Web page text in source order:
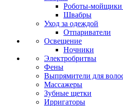
Роботы-мойщики
Швабры
Уход за одеждой
Отпариватели
Освещение
Ночники
Электробритвы
Фены
Выпрямители для
Массажеры
Зубные щетки
Ирригаторы